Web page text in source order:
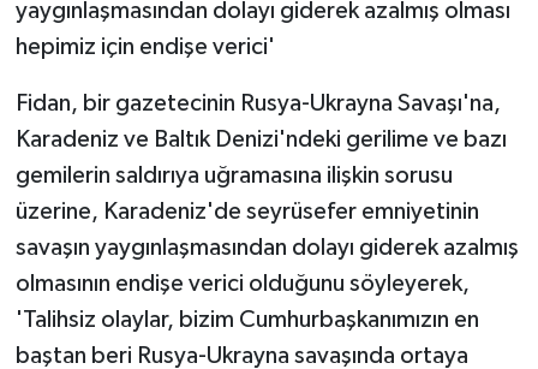
yaygınlaşmasından dolayı giderek azalmış olması
hepimiz için endişe verici'
Fidan, bir gazetecinin Rusya-Ukrayna Savaşı'na,
Karadeniz ve Baltık Denizi'ndeki gerilime ve bazı
gemilerin saldırıya uğramasına ilişkin sorusu
üzerine, Karadeniz'de seyrüsefer emniyetinin
savaşın yaygınlaşmasından dolayı giderek azalmış
olmasının endişe verici olduğunu söyleyerek,
'Talihsiz olaylar, bizim Cumhurbaşkanımızın en
baştan beri Rusya-Ukrayna savaşında ortaya